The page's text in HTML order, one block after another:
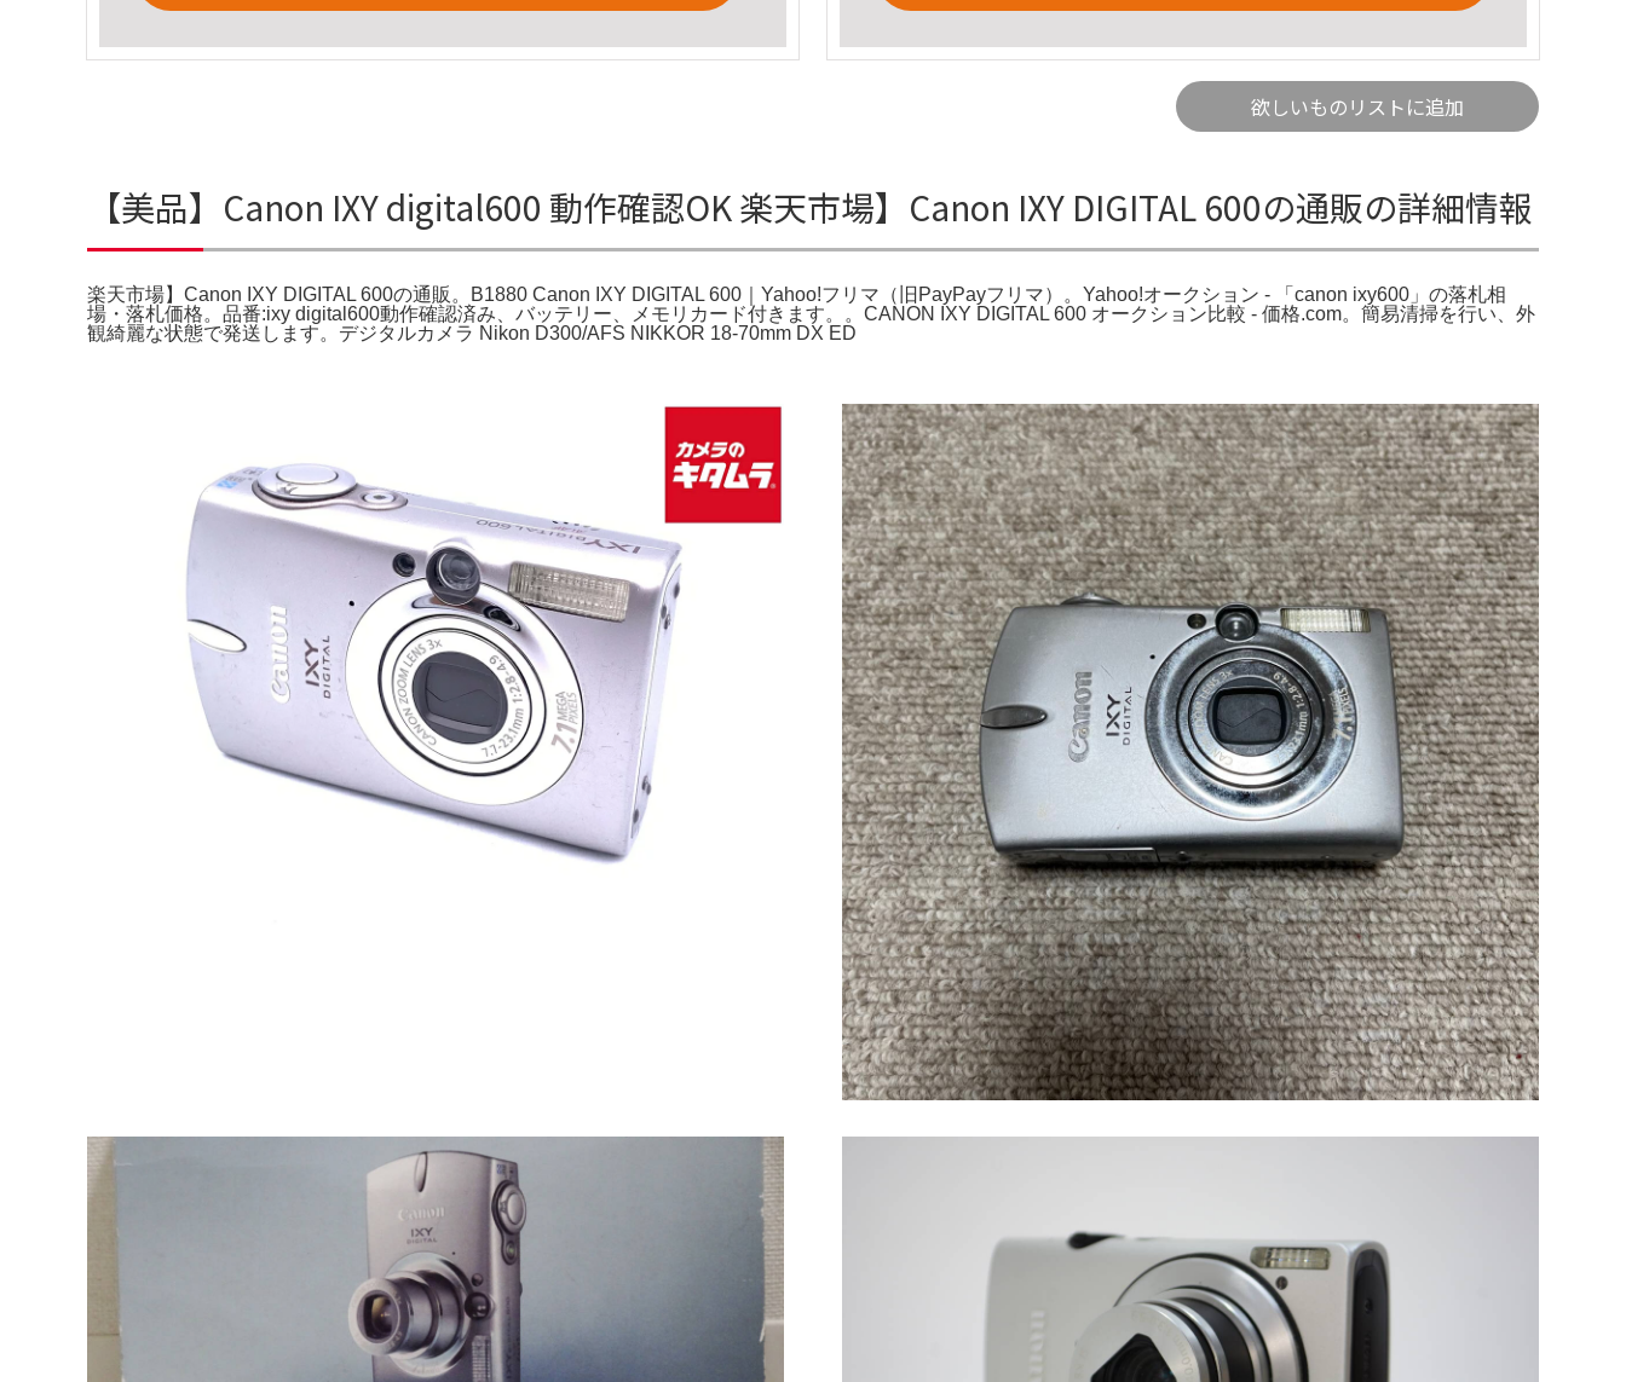
欲しいものリストに追加
【美品】Canon IXY digital600 動作確認OK 楽天市場】Canon IXY DIGITAL 600の通販の詳細情報
楽天市場】Canon IXY DIGITAL 600の通販。B1880 Canon IXY DIGITAL 600｜Yahoo!フリマ（旧PayPayフリマ）。Yahoo!オークション - 「canon ixy600」の落札相
場・落札価格。品番:ixy digital600動作確認済み、バッテリー、メモリカード付きます。。CANON IXY DIGITAL 600 オークション比較 - 価格.com。簡易清掃を行い、外
観綺麗な状態で発送します。デジタルカメラ Nikon D300/AFS NIKKOR 18-70mm DX ED